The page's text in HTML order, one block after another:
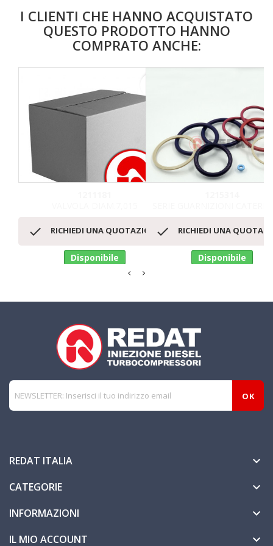
I CLIENTI CHE HANNO ACQUISTATO
QUESTO PRODOTTO HANNO
COMPRATO ANCHE:
 RICHIEDI UNA QUOTAZIONE
Disponibile
 RICHIEDI UNA
Disponibile
REDAT ITALIA 
CATEGORIE 
INFORMAZIONI 
IL MIO ACCOUNT 